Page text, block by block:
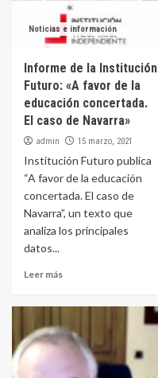
Noticias e información
Informe de la Institución
Futuro: «A favor de la
educación concertada.
El caso de Navarra»
admin 15 marzo, 2021
Institución Futuro publica
“A favor de la educación
concertada. El caso de
Navarra”, un texto que
analiza los principales
datos...
Leer más